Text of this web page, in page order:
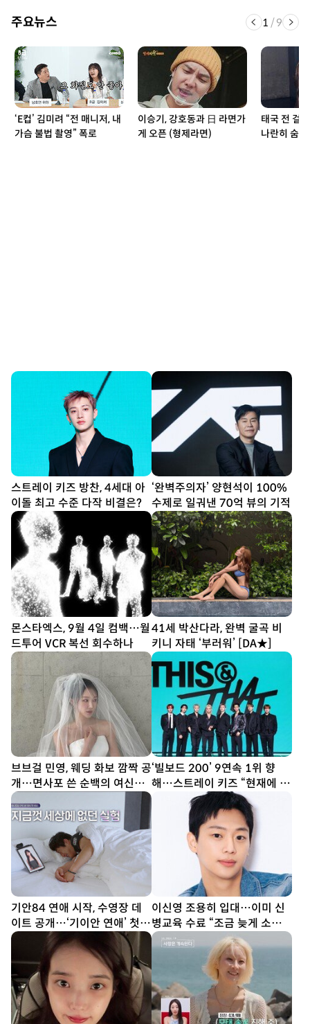
주요뉴스 1 /9
‘E컵’ 김미려 “전 매니저, 내
가슴 불법 촬영” 폭로
이승기, 강호동과 日 라면가
게 오픈 (형제라면)
태국 전 걸
나란히 숨
스트레이 키즈 방찬, 4세대 아
이돌 최고 수준 다작 비결은?
‘완벽주의자’ 양현석이 100%
수제로 일궈낸 70억 뷰의 기적
몬스타엑스, 9월 4일 컴백…월
드투어 VCR 복선 회수하나
41세 박산다라, 완벽 굴곡 비
키니 자태 ‘부러워’ [DA★]
브브걸 민영, 웨딩 화보 깜짝 공
개…면사포 쓴 순백의 여신
[DA★]
‘빌보드 200’ 9연속 1위 향
해…스트레이 키즈 “현재에 최
선다할 것” (종합)[DA현장]
기안84 연애 시작, 수영장 데
이트 공개…‘기이안 연애’ 첫
티저
이신영 조용히 입대…이미 신
병교육 수료 “조금 늦게 소식
전해 죄송”